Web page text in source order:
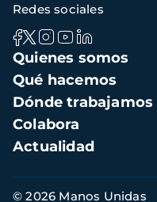
Navegación
principal
Quienes somos
Qué hacemos
Dónde trabajamos
Colabora
Actualidad
Redes sociales
Información
© 2026 Manos Unidas